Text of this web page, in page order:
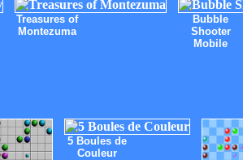
Treasures of
Montezuma
Bubble
Shooter
Mobile
5 Boules de
Couleur